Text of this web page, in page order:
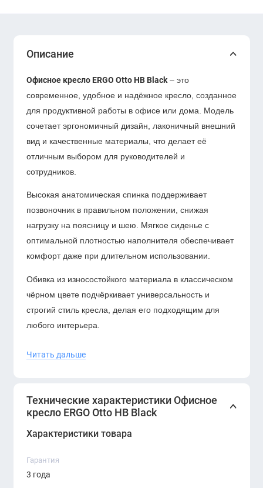
Описание
Офисное кресло ERGO Otto HB Black – это
современное, удобное и надёжное кресло, созданное
для продуктивной работы в офисе или дома. Модель
сочетает эргономичный дизайн, лаконичный внешний
вид и качественные материалы, что делает её
отличным выбором для руководителей и
сотрудников.
Высокая анатомическая спинка поддерживает
позвоночник в правильном положении, снижая
нагрузку на поясницу и шею. Мягкое сиденье с
оптимальной плотностью наполнителя обеспечивает
комфорт даже при длительном использовании.
Обивка из износостойкого материала в классическом
чёрном цвете подчёркивает универсальность и
строгий стиль кресла, делая его подходящим для
любого интерьера.
Эргономичная форма спинки и сиденья для
возможностью фиксации.
Читать дальше
Технические характеристики Офисное
кресло ERGO Otto HB Black
Характеристики товара
Гарантия
3 года